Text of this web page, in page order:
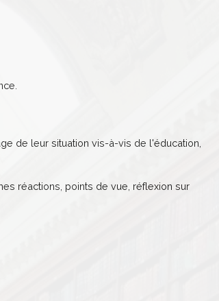
de leur situation vis-à-vis de l'éducation,
réactions, points de vue, réflexion sur